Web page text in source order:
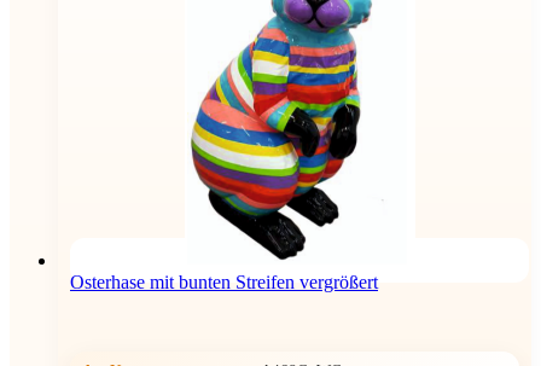
Osterhase mit bunten Streifen vergrößert